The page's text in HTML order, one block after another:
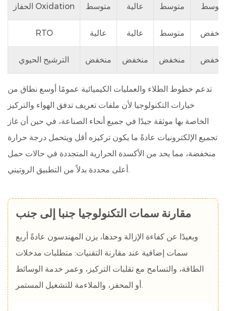
الحفاز Oxidation متوسط عالية متوسط متوسط
RTO عالية عالية متوسط منخفض
الترشيح الحيوي منخفض منخفض منخفض منخفض
تدعم خطوط الطلاء والعمليات الكيميائية عمومًا أوسع نطاق من
خيارات التكنولوجيا لأن ملفات تعريف تدفق الهواء والتركيز
الخاصة بها موثقة جيدًا في جميع أنحاء الصناعة، في حين أن غاز
تجميع الإلكترونيات عادةً ما يكون تركيزه أقل ويتحمل درجة حرارة
منخفضة، مما يحد من الأكسدة الحرارية المتجددة في حالات حمل
أعلى محددة بدلاً من التطبيق الروتيني.
مقارنة سمات التكنولوجيا جنبا إلى جنب
وبعيدًا عن كفاءة الإزالة وحدها، يزن المهندسون عادةً أربع
سمات إضافية عند مقارنة التقنيات: متطلبات مدخلات
الطاقة، والتسامح مع تقلبات التركيز، وعمر خدمة الوسائط
أو المحفز، والملاءمة للتشغيل المستمر.